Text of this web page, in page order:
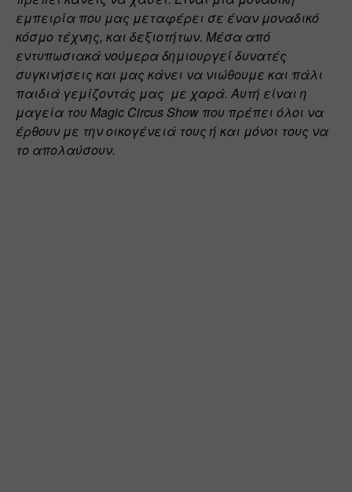
εμπειρία που μας μεταφέρει σε έναν μοναδικό
κόσμο τέχνης, και δεξιοτήτων. Μέσα από
εντυπωσιακά νούμερα δημιουργεί δυνατές
συγκινήσεις και μας κάνει να νιώθουμε και πάλι
παιδιά γεμίζοντάς μας  με χαρά. Αυτή είναι η
μαγεία του Magic Circus Show που πρέπει όλοι να
έρθουν με την οικογένειά τους ή και μόνοι τους να
το απολαύσουν.